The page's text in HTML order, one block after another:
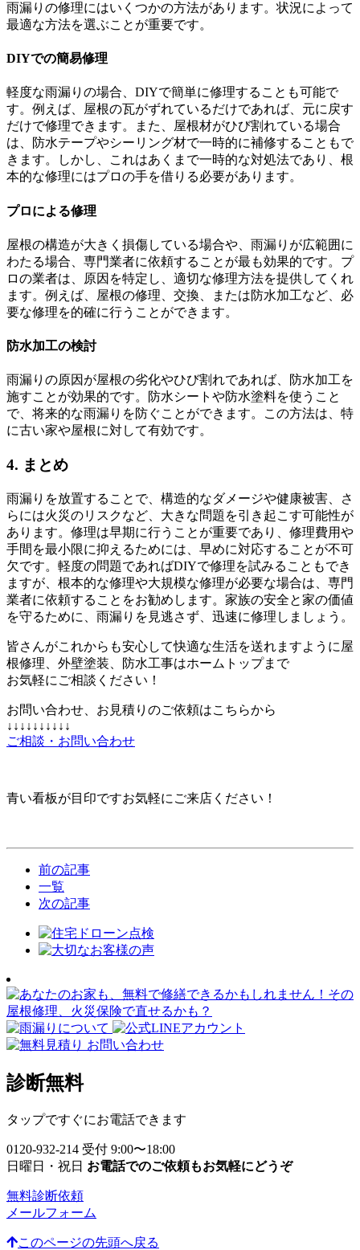
雨漏りの修理にはいくつかの方法があります。状況によって
最適な方法を選ぶことが重要です。
DIYでの簡易修理
軽度な雨漏りの場合、DIYで簡単に修理することも可能で
す。例えば、屋根の瓦がずれているだけであれば、元に戻す
だけで修理できます。また、屋根材がひび割れている場合
は、防水テープやシーリング材で一時的に補修することもで
きます。しかし、これはあくまで一時的な対処法であり、根
本的な修理にはプロの手を借りる必要があります。
プロによる修理
屋根の構造が大きく損傷している場合や、雨漏りが広範囲に
わたる場合、専門業者に依頼することが最も効果的です。プ
ロの業者は、原因を特定し、適切な修理方法を提供してくれ
ます。例えば、屋根の修理、交換、または防水加工など、必
要な修理を的確に行うことができます。
防水加工の検討
雨漏りの原因が屋根の劣化やひび割れであれば、防水加工を
施すことが効果的です。防水シートや防水塗料を使うこと
で、将来的な雨漏りを防ぐことができます。この方法は、特
に古い家や屋根に対して有効です。
4. まとめ
雨漏りを放置することで、構造的なダメージや健康被害、さ
らには火災のリスクなど、大きな問題を引き起こす可能性が
あります。修理は早期に行うことが重要であり、修理費用や
手間を最小限に抑えるためには、早めに対応することが不可
欠です。軽度の問題であればDIYで修理を試みることもでき
ますが、根本的な修理や大規模な修理が必要な場合は、専門
業者に依頼することをお勧めします。家族の安全と家の価値
を守るために、雨漏りを見逃さず、迅速に修理しましょう。
皆さんがこれからも安心して快適な生活を送れますように 屋
根修理、外壁塗装、防水工事はホームトップまで
お気軽にご相談ください！
お問い合わせ、お見積りのご依頼はこちらから
↓↓↓↓↓↓↓↓↓↓
ご相談・お問い合わせ
青い看板が目印ですお気軽にご来店ください！
前の記事
一覧
次の記事
診断無料
タップですぐにお電話できます
0120-932-214 受付 9:00〜18:00
日曜日・祝日 お電話でのご依頼もお気軽にどうぞ
無料診断依頼
メールフォーム
このページの先頭へ戻る